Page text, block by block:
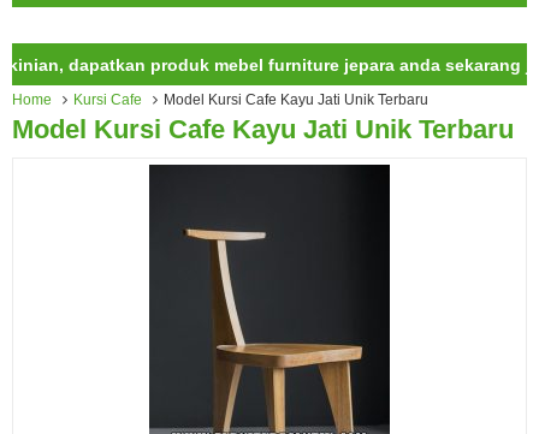
produk mebel furniture jepara anda sekarang juga.
Home Kursi Cafe Model Kursi Cafe Kayu Jati Unik Terbaru
Model Kursi Cafe Kayu Jati Unik Terbaru